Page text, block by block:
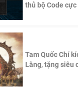
thủ bộ Code
Tam Quốc Chí
Lăng, tặng siêu